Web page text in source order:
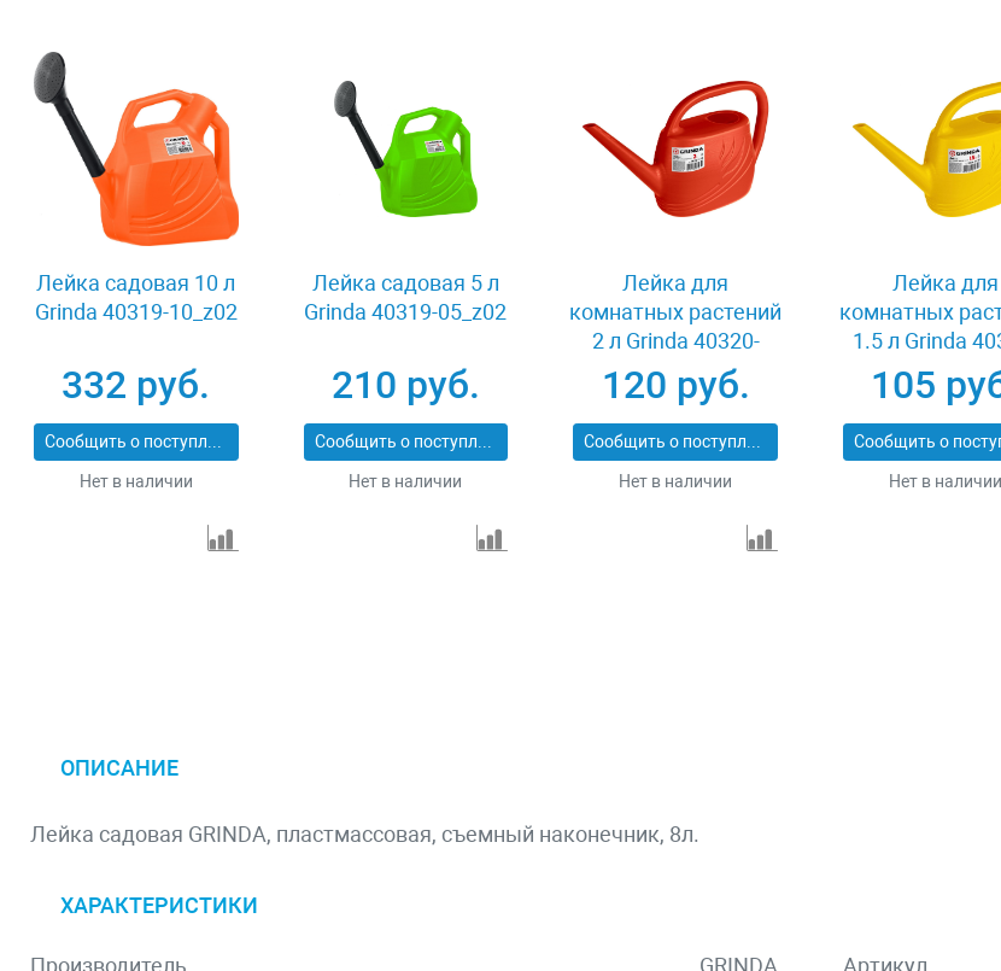
Лейка садовая 10 л
Grinda 40319-10_z02
332 руб.
Сообщить о поступлении
Нет в наличии
Лейка садовая 5 л
Grinda 40319-05_z02
210 руб.
Сообщить о поступлении
Нет в наличии
Лейка для
комнатных растений
2 л Grinda 40320-
02_z02
120 руб.
Сообщить о поступлении
Нет в наличии
Лейка для
комнатных
1.5 л Grinda
01_z02
105
Нет в наличии
ОПИСАНИЕ
Лейка садовая GRINDA, пластмассовая, съемный наконечник, 8л.
ХАРАКТЕРИСТИКИ
Производитель GRINDA Артикул